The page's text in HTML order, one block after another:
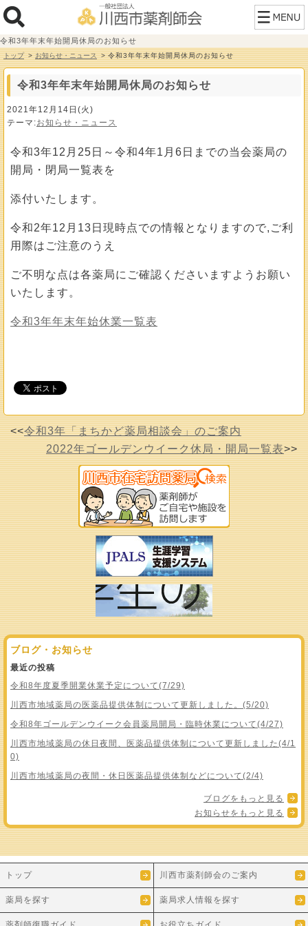
令和3年年末年始開局休局のお知らせ
トップ お知らせ・ニュース 令和3年年末年始開局休局のお知らせ
令和3年年末年始開局休局のお知らせ
2021年12月14日(火)
テーマ:お知らせ・ニュース
令和3年12月25日～令和4年1月6日までの当会薬局の
開局・閉局一覧表を
添付いたします。
令和2年12月13日現時点での情報となりますので,ご利
用際はご注意のうえ
ご不明な点は各薬局にご確認くださいますようお願い
いたします。
令和3年年末年始休業一覧表
<<令和3年「まちかど薬局相談会」のご案内
2022年ゴールデンウイーク休局・開局一覧表>>
ブログ・お知らせ
最近の投稿
令和8年度夏季開業休業予定について(7/29)
川西市地域薬局の医薬品提供体制について更新しました。(5/20)
令和8年ゴールデンウイーク会員薬局開局・臨時休業について(4/27)
川西市地域薬局の休日夜間、医薬品提供体制について更新しました(4/1
0)
川西市地域薬局の夜間・休日医薬品提供体制などについて(2/4)
ブログをもっと見る
お知らせをもっと見る
トップ 川西市薬剤師会のご案内
薬局を探す 薬局求人情報を探す